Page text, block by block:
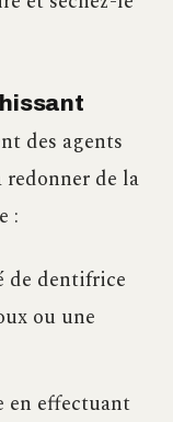
des agents
de la
:
de dentifrice
ou une
en effectuant